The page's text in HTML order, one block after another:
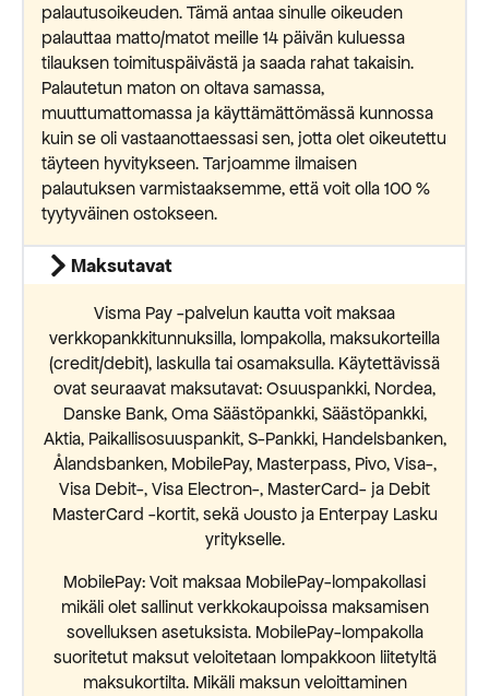
palautusoikeuden. Tämä antaa sinulle oikeuden
palauttaa matto/matot meille 14 päivän kuluessa
tilauksen toimituspäivästä ja saada rahat takaisin.
Palautetun maton on oltava samassa,
muuttumattomassa ja käyttämättömässä kunnossa
kuin se oli vastaanottaessasi sen, jotta olet oikeutettu
täyteen hyvitykseen. Tarjoamme ilmaisen
palautuksen varmistaaksemme, että voit olla 100 %
tyytyväinen ostokseen.
Maksutavat
Visma Pay -palvelun kautta voit maksaa
verkkopankkitunnuksilla, lompakolla, maksukorteilla
(credit/debit), laskulla tai osamaksulla. Käytettävissä
ovat seuraavat maksutavat: Osuuspankki, Nordea,
Danske Bank, Oma Säästöpankki, Säästöpankki,
Aktia, Paikallisosuuspankit, S-Pankki, Handelsbanken,
Ålandsbanken, MobilePay, Masterpass, Pivo, Visa-,
Visa Debit-, Visa Electron-, MasterCard- ja Debit
MasterCard -kortit, sekä Jousto ja Enterpay Lasku
yritykselle.
MobilePay: Voit maksaa MobilePay-lompakollasi
mikäli olet sallinut verkkokaupoissa maksamisen
sovelluksen asetuksista. MobilePay-lompakolla
suoritetut maksut veloitetaan lompakkoon liitetyltä
maksukortilta. Mikäli maksun veloittaminen